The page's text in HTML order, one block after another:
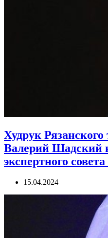
Худрук Рязанского
Валерий Шадский
экспертного
15.04.2024